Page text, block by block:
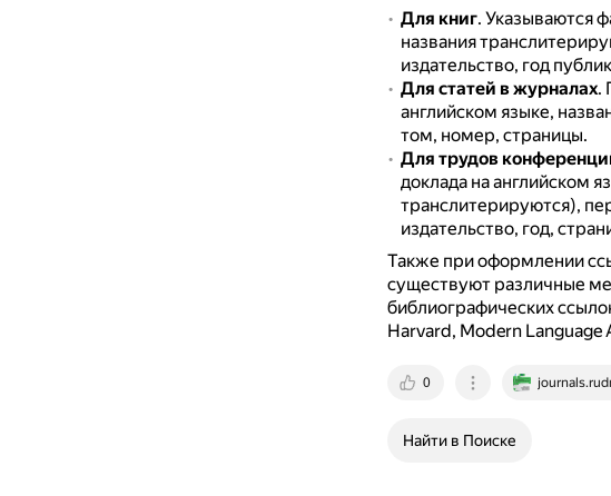
Для книг. Указываются
названия
издательство, год
Для статей в журналах.
английском языке,
том, номер, страницы.
Для трудов
доклада на английском
транслитерируются),
издательство, год,
Также при оформлении
существуют различные
библиографических
Harvard, Modern
0
Найти в Поиске